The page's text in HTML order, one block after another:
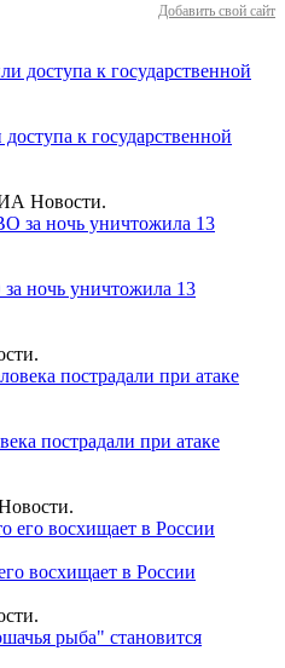
Добавить свой сайт
к государственной
Новости.
ночь уничтожила 13
пострадали при атаке
восхищает в России